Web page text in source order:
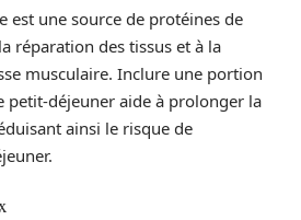
est une source de protéines de
réparation des tissus et à la
musculaire. Inclure une portion
petit-déjeuner aide à prolonger la
ainsi le risque de